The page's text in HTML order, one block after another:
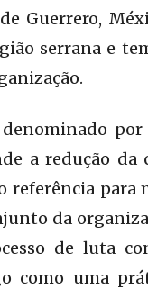
Guerrero,
serrana e
por
a redução
referência para
da
de luta
como uma